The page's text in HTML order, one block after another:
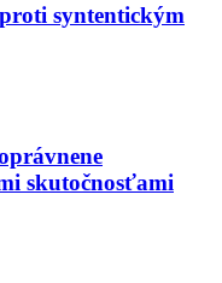
syntentickým
skutočnosťami